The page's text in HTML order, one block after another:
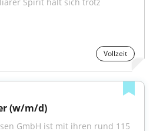
Vollzeit
(w/m/d)
GmbH ist mit ihren rund 115